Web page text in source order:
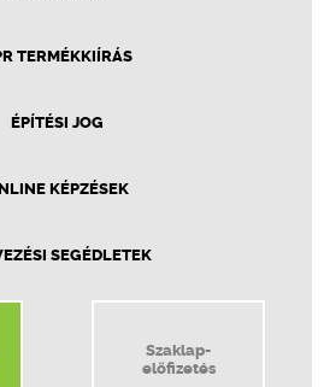
TERMÉKKIÍRÁS
ÉPÍTÉSI JOG
KÉPZÉSEK
SEGÉDLETEK
Szaklap-
előfizetés